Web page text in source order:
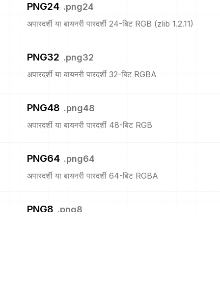
PNG24 .png24
अपारदर्शी या बायनरी पारदर्शी 24-बिट RGB (zlib 1.2.11)
PNG32 .png32
अपारदर्शी या बायनरी पारदर्शी 32-बिट RGBA
PNG48 .png48
अपारदर्शी या बायनरी पारदर्शी 48-बिट RGB
PNG64 .png64
अपारदर्शी या बायनरी पारदर्शी 64-बिट RGBA
PNG8 .png8